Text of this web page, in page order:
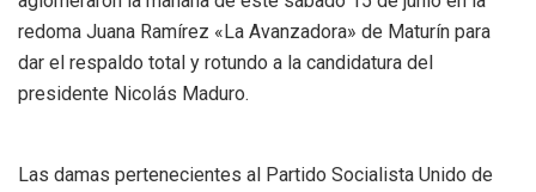
redoma Juana Ramírez «La Avanzadora» de Maturín para
dar el respaldo total y rotundo a la candidatura del
presidente Nicolás Maduro.
Las damas pertenecientes al Partido Socialista Unido de